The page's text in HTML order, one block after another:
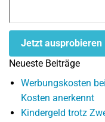
Jetzt ausprobieren
Neueste Beiträge
Werbungskosten
Kosten anerkennt
Kindergeld trotz